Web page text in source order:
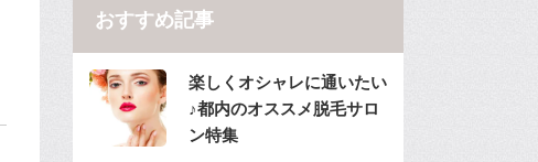
おすすめ記事
楽しくオシャレに通いたい
♪都内のオススメ脱毛サロ
ン特集